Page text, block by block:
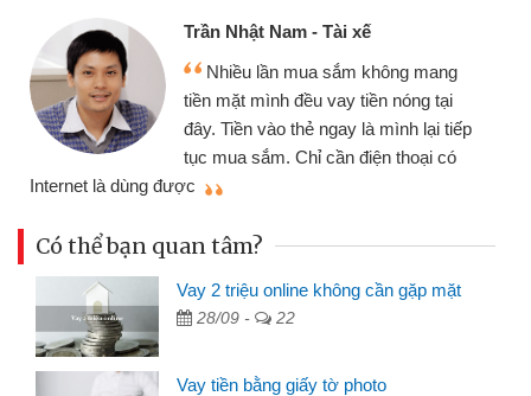
Trần Nhật Nam - Tài xế
Nhiều lần mua sắm không mang
tiền mặt mình đều vay tiền nóng tại
đây. Tiền vào thẻ ngay là mình lại tiếp
tục mua sắm. Chỉ cần điện thoại có
Internet là dùng được
Có thể bạn quan tâm?
Vay 2 triệu online không cần gặp mặt
28/09 - 22
Vay tiền bằng giấy tờ photo